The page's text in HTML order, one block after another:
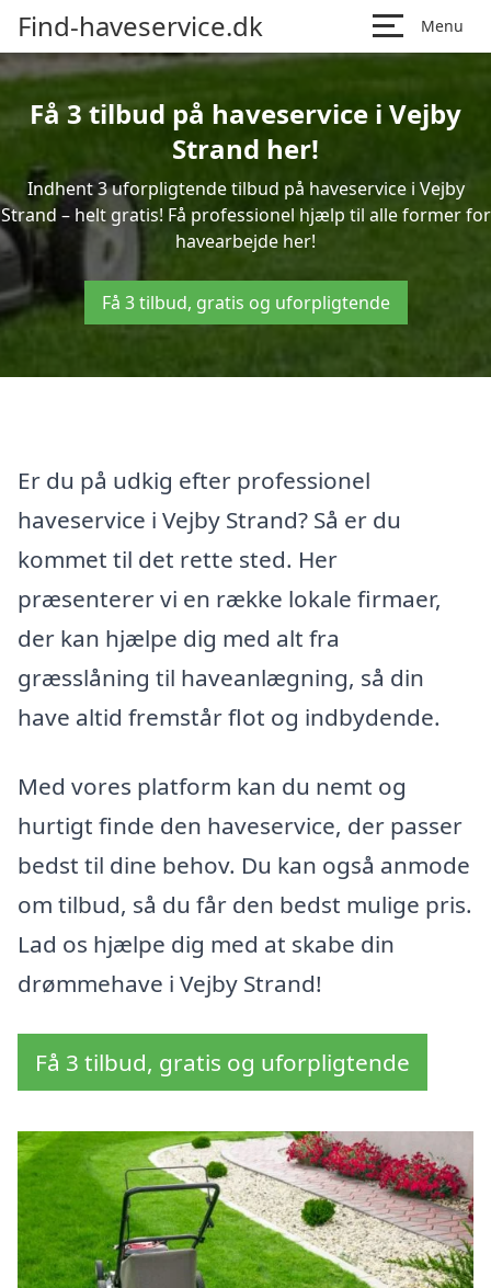
Find-haveservice.dk Menu
Få 3 tilbud på haveservice i Vejby
Strand her!
Indhent 3 uforpligtende tilbud på haveservice i Vejby
Strand – helt gratis! Få professionel hjælp til alle former for
havearbejde her!
Få 3 tilbud, gratis og uforpligtende
Er du på udkig efter professionel
haveservice i Vejby Strand? Så er du
kommet til det rette sted. Her
præsenterer vi en række lokale firmaer,
der kan hjælpe dig med alt fra
græsslåning til haveanlægning, så din
have altid fremstår flot og indbydende.
Med vores platform kan du nemt og
hurtigt finde den haveservice, der passer
bedst til dine behov. Du kan også anmode
om tilbud, så du får den bedst mulige pris.
Lad os hjælpe dig med at skabe din
drømmehave i Vejby Strand!
Få 3 tilbud, gratis og uforpligtende